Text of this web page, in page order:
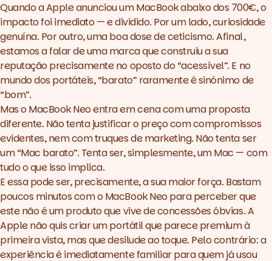
Quando a Apple anunciou um MacBook abaixo dos 700€, o
impacto foi imediato — e dividido. Por um lado, curiosidade
genuína. Por outro, uma boa dose de ceticismo. Afinal,
estamos a falar de uma marca que construiu a sua
reputação precisamente no oposto do “acessível”. E no
mundo dos portáteis, “barato” raramente é sinónimo de
“bom”.
Mas o MacBook Neo entra em cena com uma proposta
diferente. Não tenta justificar o preço com compromissos
evidentes, nem com truques de marketing. Não tenta ser
um “Mac barato”. Tenta ser, simplesmente, um Mac — com
tudo o que isso implica.
E essa pode ser, precisamente, a sua maior força. Bastam
poucos minutos com o MacBook Neo para perceber que
este não é um produto que vive de concessões óbvias. A
Apple não quis criar um portátil que parece premium à
primeira vista, mas que desilude ao toque. Pelo contrário: a
experiência é imediatamente familiar para quem já usou